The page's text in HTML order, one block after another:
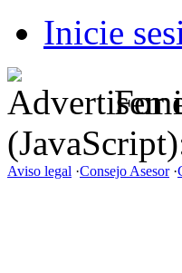
Inicie
For
Aviso legal ·Consejo Asesor·